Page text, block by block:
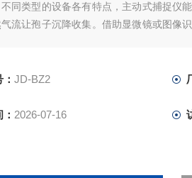
同类型的设备各有特点，主动式捕捉仪
流让孢子沉降收集。借助显微镜或图像
JD-BZ2
2026-07-16